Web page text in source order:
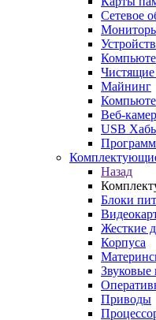
Сетевое
Чистящие
Майнинг
Веб-
USB
Назад
Блоки
Жесткие
Корпуса
Звуковые
Приводы